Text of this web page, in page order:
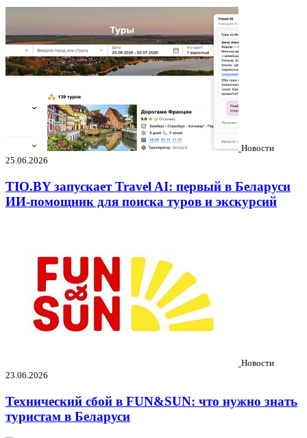
Новости
25.06.2026
TIO.BY запускает Travel AI: первый в Беларуси
ИИ-помощник для поиска туров и экскурсий
Новости
23.06.2026
Технический сбой в FUN&SUN: что нужно знать
туристам в Беларуси